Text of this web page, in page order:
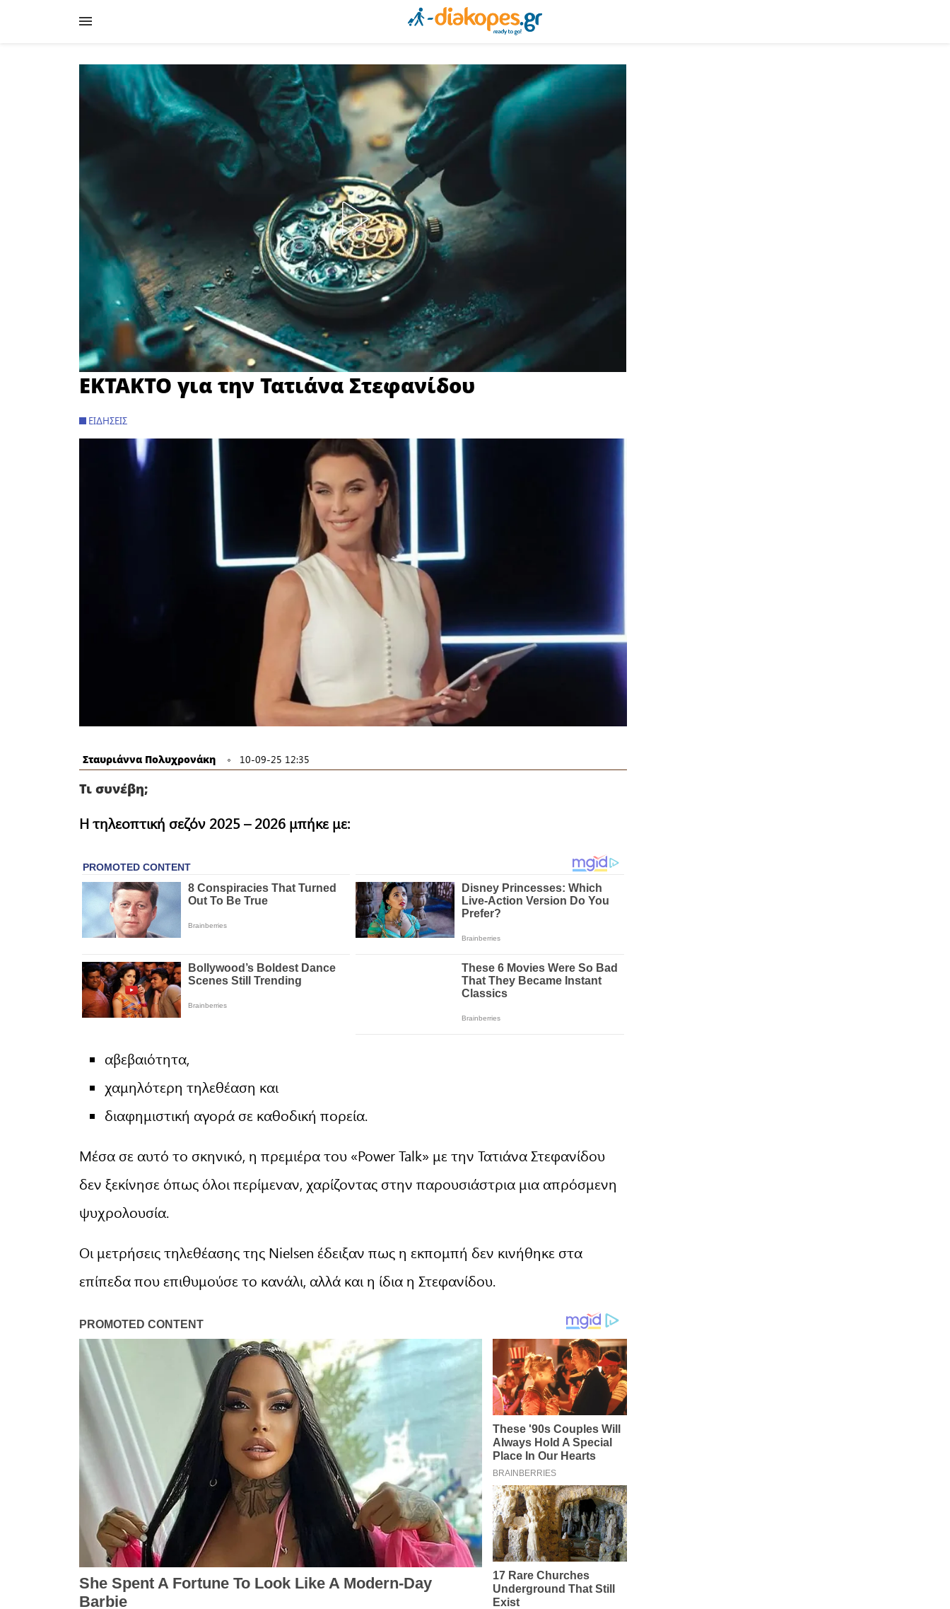
EKTAKTO για την Τατιάνα Στεφανίδου
ΕΙΔΉΣΕΙΣ
Σταυριάννα Πολυχρονάκη 10-09-25 12:35
Τι συνέβη;
Η τηλεοπτική σεζόν 2025 – 2026 μπήκε με:
αβεβαιότητα,
χαμηλότερη τηλεθέαση και
διαφημιστική αγορά σε καθοδική πορεία.
Μέσα σε αυτό το σκηνικό, η πρεμιέρα του «Power Talk» με την Τατιάνα Στεφανίδου
δεν ξεκίνησε όπως όλοι περίμεναν, χαρίζοντας στην παρουσιάστρια μια απρόσμενη
ψυχρολουσία.
Οι μετρήσεις τηλεθέασης της Nielsen έδειξαν πως η εκπομπή δεν κινήθηκε στα
επίπεδα που επιθυμούσε το κανάλι, αλλά και η ίδια η Στεφανίδου.